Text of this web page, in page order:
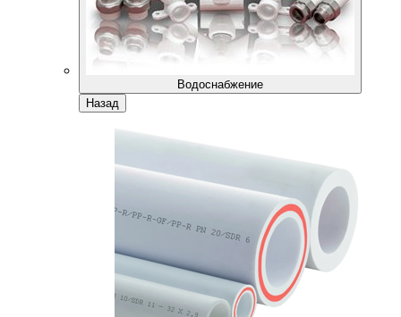
Водоснабжение
Назад